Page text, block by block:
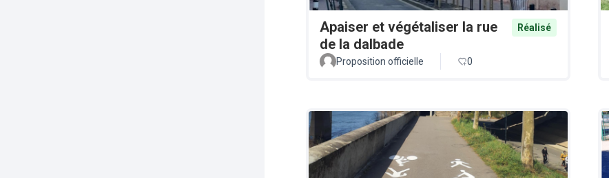
Apaiser et végétaliser la rue
de la dalbade
Réalisé
Proposition officielle 0